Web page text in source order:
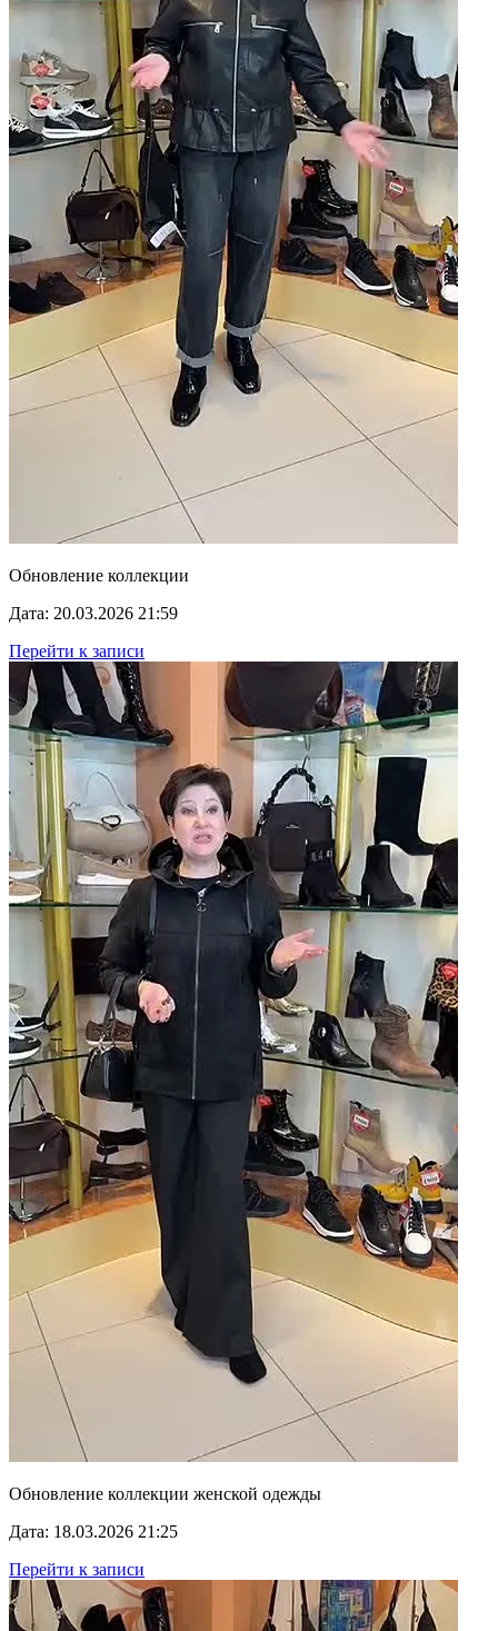
Обновление коллекции
Дата: 20.03.2026 21:59
Перейти к записи
Обновление коллекции женской одежды
Дата: 18.03.2026 21:25
Перейти к записи